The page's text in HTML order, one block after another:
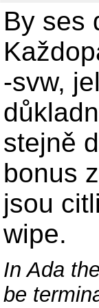
By ses
-svw,
stejně
bonus
jsou
wipe.
In Ada
be